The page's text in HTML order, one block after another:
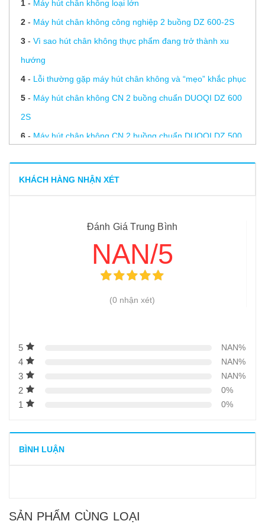
1- Máy hút chân không loại lớn
2- Máy hút chân không công nghiệp 2 buồng DZ 600-2S
3- Vì sao hút chân không thực phẩm đang trở thành xu
hướng
4- Lỗi thường gặp máy hút chân không và “mẹo” khắc phục
5- Máy hút chân không CN 2 buồng chuẩn DUOQI DZ 600
2S
6- Máy hút chân không CN 2 buồng chuẩn DUOQI DZ 500
Máy hút chân không CN 2 buồng DZ 500-2S
Máy hút chân không thực phẩm – Giữ nguyên
Tất tần tật về máy hút chân không thực phẩm
buồng đem lại
14-
Mua máy hút chân không công nghiệp cũ- Lợi hay hại?
15-
16-
KHÁCH HÀNG NHẬN XÉT
Đánh Giá Trung Bình
NAN/5
(0 nhận xét)
5 NAN%
4 NAN%
3 NAN%
2 0%
1 0%
BÌNH LUẬN
SẢN PHẨM CÙNG LOẠI